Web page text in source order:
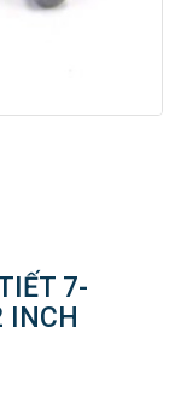
7-
INCH